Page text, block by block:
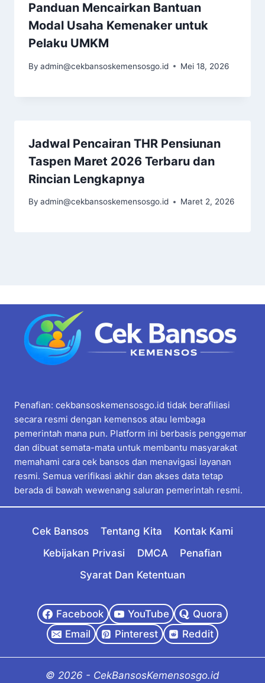
Panduan Mencairkan Bantuan
Modal Usaha Kemenaker untuk
Pelaku UMKM
By admin@cekbansoskemensosgo.id Mei 18, 2026
Jadwal Pencairan THR Pensiunan
Taspen Maret 2026 Terbaru dan
Rincian Lengkapnya
By admin@cekbansoskemensosgo.id Maret 2, 2026
Penafian: cekbansoskemensosgo.id tidak berafiliasi
secara resmi dengan kemensos atau lembaga
pemerintah mana pun. Platform ini berbasis penggemar
dan dibuat semata-mata untuk membantu masyarakat
memahami cara cek bansos dan menavigasi layanan
resmi. Semua verifikasi akhir dan akses data tetap
berada di bawah wewenang saluran pemerintah resmi.
Cek Bansos Tentang Kita
Kontak Kami
Kebijakan Privasi
DMCA
Penafian
Syarat Dan Ketentuan
Facebook YouTube
Quora
Email
Pinterest Reddit
© 2026 - CekBansosKemensosgo.id